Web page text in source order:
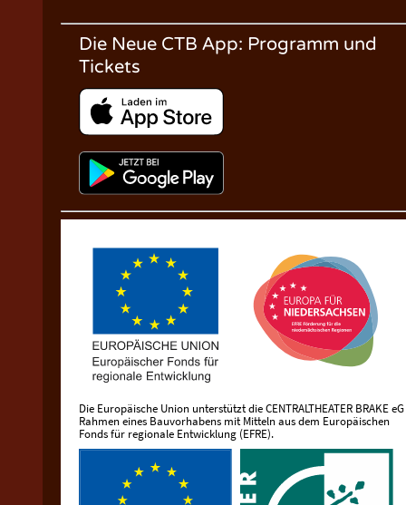
Die Neue CTB App: Programm und
Tickets
Die Europäische Union unterstützt die CENTRALTHEATER BRAKE
Rahmen eines Bauvorhabens mit Mitteln aus dem Europäischen
Fonds für regionale Entwicklung (EFRE).